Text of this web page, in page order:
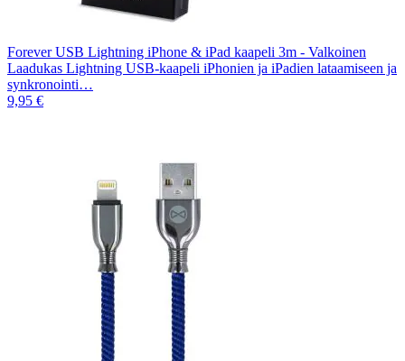
Forever USB Lightning iPhone & iPad kaapeli 3m - Valkoinen
Laadukas Lightning USB-kaapeli iPhonien ja iPadien lataamiseen ja
synkronointi…
9,95 €